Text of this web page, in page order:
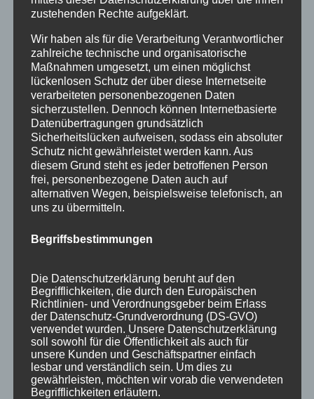
Info
Termine
Archiv
April 2023
Januar 2021
Juli 2020
März 2018
Dezember 2017
November 2016
August 2016
Juli 2016
Juni 2016
Mai 2016
zustehenden Rechte aufgeklärt.
Wir haben als für die Verarbeitung Verantwortlicher
zahlreiche technische und organisatorische
Maßnahmen umgesetzt, um einen möglichst
lückenlosen Schutz der über diese Internetseite
verarbeiteten personenbezogenen Daten
sicherzustellen. Dennoch können Internetbasierte
Datenübertragungen grundsätzlich
Sicherheitslücken aufweisen, sodass ein absoluter
Schutz nicht gewährleistet werden kann. Aus
diesem Grund steht es jeder betroffenen Person
frei, personenbezogene Daten auch auf
alternativen Wegen, beispielsweise telefonisch, an
uns zu übermitteln.
Begriffsbestimmungen
Die Datenschutzerklärung beruht auf den
Begrifflichkeiten, die durch den Europäischen
Richtlinien- und Verordnungsgeber beim Erlass
der Datenschutz-Grundverordnung (DS-GVO)
verwendet wurden. Unsere Datenschutzerklärung
soll sowohl für die Öffentlichkeit als auch für
unsere Kunden und Geschäftspartner einfach
lesbar und verständlich sein. Um dies zu
gewährleisten, möchten wir vorab die verwendeten
Begrifflichkeiten erläutern.